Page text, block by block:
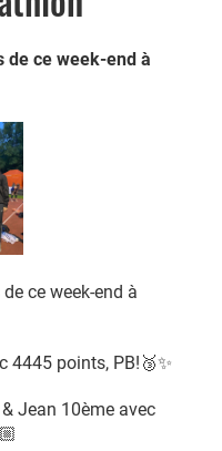
de ce week-end à
ce week-end à
4445 points, PB!🥉✨
Jean 10ème avec